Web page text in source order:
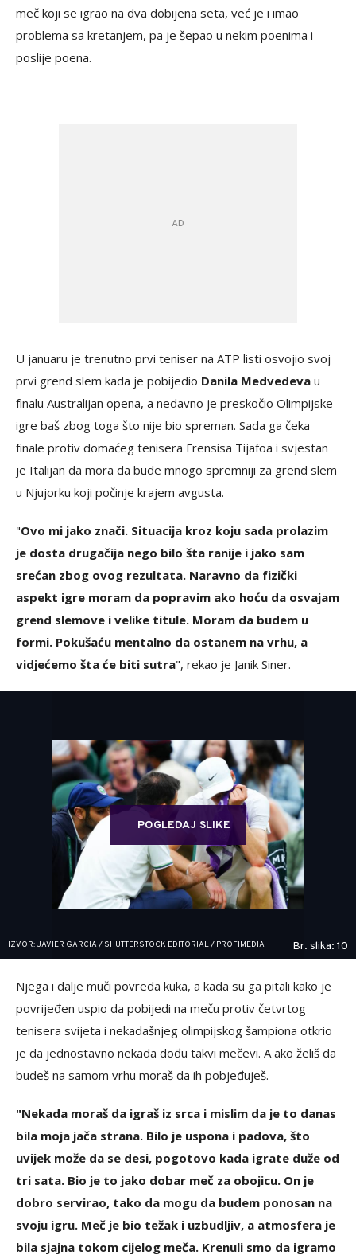
meč koji se igrao na dva dobijena seta, već je i imao
problema sa kretanjem, pa je šepao u nekim poenima i
poslije poena.
U januaru je trenutno prvi teniser na ATP listi osvojio svoj
prvi grend slem kada je pobijedio Danila Medvedeva u
finalu Australijan opena, a nedavno je preskočio Olimpijske
igre baš zbog toga što nije bio spreman. Sada ga čeka
finale protiv domaćeg tenisera Frensisa Tijafoa i svjestan
je Italijan da mora da bude mnogo spremniji za grend slem
u Njujorku koji počinje krajem avgusta.
"Ovo mi jako znači. Situacija kroz koju sada prolazim
je dosta drugačija nego bilo šta ranije i jako sam
srećan zbog ovog rezultata. Naravno da fizički
aspekt igre moram da popravim ako hoću da osvajam
grend slemove i velike titule. Moram da budem u
formi. Pokušaću mentalno da ostanem na vrhu, a
vidjećemo šta će biti sutra", rekao je Janik Siner.
POGLEDAJ SLIKE
IZVOR: JAVIER GARCIA / SHUTTERSTOCK EDITORIAL / PROFIMEDIA Br. slika: 10
Njega i dalje muči povreda kuka, a kada su ga pitali kako je
povrijeđen uspio da pobijedi na meču protiv četvrtog
tenisera svijeta i nekadašnjeg olimpijskog šampiona otkrio
je da jednostavno nekada dođu takvi mečevi. A ako želiš da
budeš na samom vrhu moraš da ih pobjeđuješ.
"Nekada moraš da igraš iz srca i mislim da je to danas
bila moja jača strana. Bilo je uspona i padova, što
uvijek može da se desi, pogotovo kada igrate duže od
tri sata. Bio je to jako dobar meč za obojicu. On je
dobro servirao, tako da mogu da budem ponosan na
svoju igru. Meč je bio težak i uzbudljiv, a atmosfera je
bila sjajna tokom cijelog meča. Krenuli smo da igramo